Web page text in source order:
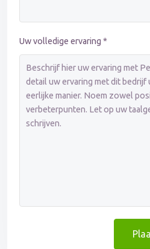
Uw volledige ervaring *